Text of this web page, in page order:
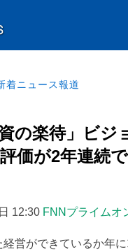
着ニュース報道
資の楽待」ビジ
価が2年連続
12:30 FNNプライムオ
経営ができているか年